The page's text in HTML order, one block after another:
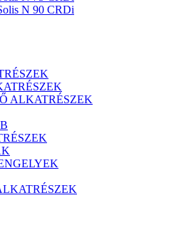
N 90 CRDi
ALKATRÉSZEK